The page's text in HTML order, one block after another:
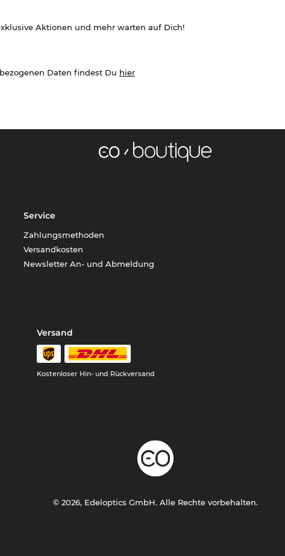
Aktionen und mehr warten auf Dich!
Daten findest Du hier
Service
Zahlungsmethoden
Versandkosten
Newsletter An- und Abmeldung
Versand
Kostenloser Hin- und Rückversand
© 2026, Edeloptics GmbH. Alle Rechte vorbehalten.